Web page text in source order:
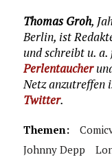
Thomas Groh,
Berlin, ist
und schreibt u.
Perlentaucher
Netz anzutreffen
Twitter.
Themen:
Johnny Depp